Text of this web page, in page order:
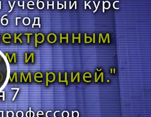
Воспроизвести